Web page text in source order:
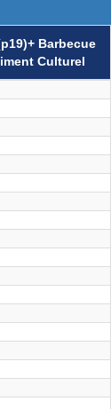
Barbecue
Culturel